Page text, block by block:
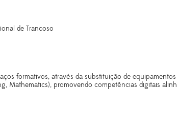
de Trancoso
formativos, através da substituição de
Mathematics), promovendo competências digitais